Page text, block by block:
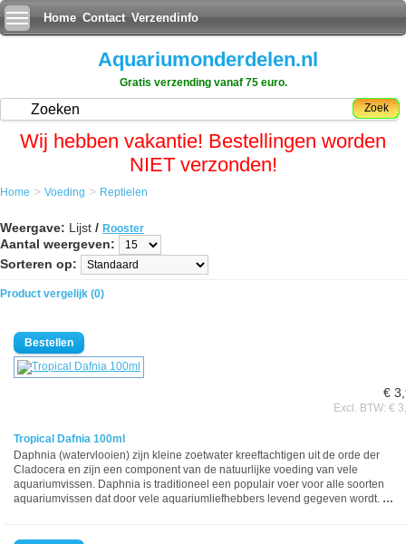
Home Contact Verzendinfo
Aquariumonderdelen.nl
Gratis verzending vanaf 75 euro.
Zoek
Wij hebben vakantie! Bestellingen worden
NIET verzonden!
Home > Voeding > Reptielen
Weergave: Lijst / Rooster
Aantal weergeven:
Sorteren op:
Product vergelijk (0)
€
Excl. BTW: €
Tropical Dafnia 100ml
Daphnia (watervlooien) zijn kleine zoetwater kreeftachtigen uit de orde der
Cladocera en zijn een component van de natuurlijke voeding van vele
aquariumvissen. Daphnia is traditioneel een populair voer voor alle soorten
aquariumvissen dat door vele aquariumliefhebbers levend gegeven wordt. …